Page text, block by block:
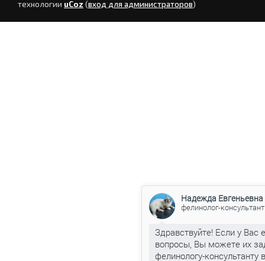
технологии uCoz (вход для администраторов)
Надежда Евгеньевна
фелинолог-консультант
Здравствуйте! Если у Вас
вопросы, Вы можете их
фелинологу-консультанту в